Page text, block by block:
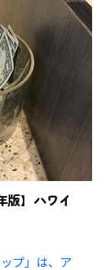
版】ハワイ
プ」は、ア